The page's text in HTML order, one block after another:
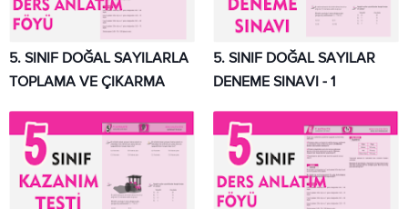
5. SINIF DOĞAL SAYILARLA
TOPLAMA VE ÇIKARMA
5. SINIF DOĞAL SAYILAR
DENEME SINAVI - 1